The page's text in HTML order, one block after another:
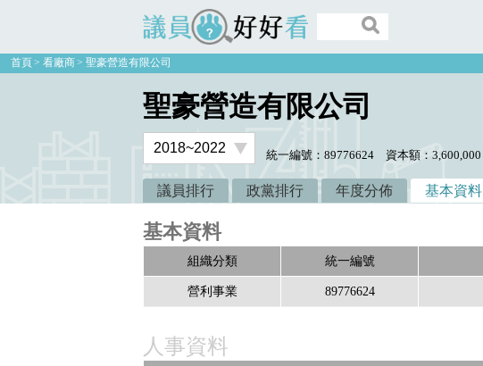
議員好好看
首頁 看廠商 聖豪營造有限公司
聖豪營造有限公司
統一編號：89776624 資本額：3,600,000
議員排行 政黨排行 年度分佈 基本資料
基本資料
組織分類 統一編號
營利事業 89776624
人事資料